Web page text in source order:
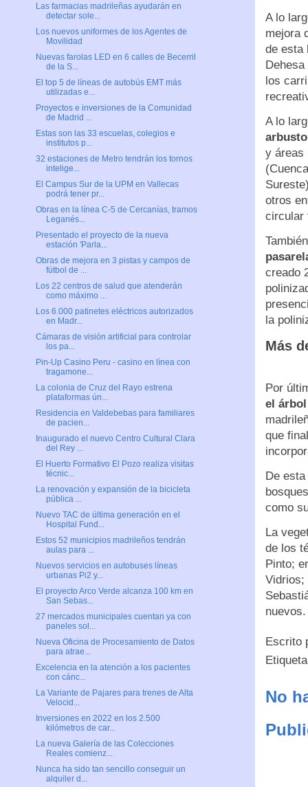
A lo
mejora
de esta
los
A lo
y áreas
otros
circular
creado
la
Más
Por
el árbol
que
De
como
La
de los
Pinto;
Vidrios;
Escrito
No
Las farmacias madrileñas ayudarán en
detectar sole...
Los nuevos uniformes de los Agentes de
Movilidad
Nuevas farolas LED en 6 calles de Becerril
de la S...
El top 5 de líneas de autobús EMT más
utilizadas e...
Proyectos e inversiones de la Comunidad
de Madrid ...
Estas son las 33 escuelas, colegios e
institutos p...
32 estaciones de Metro tendrán los tornos
intelige...
El Campus Sur de la UPM en Vallecas
podrá tener pr...
Obras en la línea C-5 de Cercanías, tramos
Leganés...
Presentado el proyecto de la nueva
estación 'Parla...
Obras de mejora en 3 pistas y campos de
fútbol de ...
Los 22 centros de salud que atenderán
como máximo ...
Los 6.000 patinetes eléctricos autorizados
en Madr...
Cámaras de visión artificial para controlar
los pa...
Pin-Up Casino Peru - casino en línea con
tragamone...
La colonia de Cruz del Rayo estrena
plataformas ún...
Residencia en Valdebebas para familiares
de pacien...
Inaugurado el nuevo Centro Cultural Clara
del Rey ...
El Huerto Formativo El Pozo realiza visitas
técnic...
La renovación y expansión de la bicicleta
pública ...
Nuevo TAC de última generación en el
Hospital Fund...
Estos 52 municipios madrileños tendrán
aulas para ...
Nuevos servicios en autobuses líneas
urbanas Pi2 y...
El proyecto Arco Verde alcanza 100 km en
San Sebas...
27 mercados municipales cuentan ya con
paneles sol...
Nueva Oficina de Procesamiento de Datos
para atrae...
Excelencia en la atención a los pacientes
con cánc...
La Variante de Pajares para trenes de Alta
Velocid...
Inversiones en 2022 en los 2.500
kilómetros de car...
La nueva Galería de las Colecciones
Reales comienz...
Nunca ha sido tan sencillo conseguir un
alquiler d...